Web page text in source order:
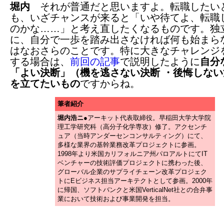
堀内 それが普通だと思いますよ。転職したい
も、いざチャンスが来ると「いや待てよ、転職
のかな……」と考え直したくなるものです。独
に、自分で一歩を踏み出さなければ何も始まら
はなおさらのことです。特に大きなチャレンジ
する場合は、 前回の記事で説明したように自分
「よい決断」（機を逃さない決断 ・後悔しな
を立てたいものですからね。
筆者紹介
堀内浩ニ●アーキット代表取締役。早稲田大学大学院
理工学研究科（高分子化学専攻）修了。アクセンチ
ュア（当時アンダーセンコンサルティング）にて、
多様な業界の基幹業務改革プロジェクトに参画。
1998年より米国カリフォルニア州パロアルトにてIT
ベンチャーの技術評価プロジェクトに携わった後、
グローバル企業のサプライチェーン改革プロジェク
トにEビジネス担当アーキテクトとして参画。2000年
に帰国、ソフトバンクと米国VerticalNet社との合弁事
業において技術および事業開発を担当。